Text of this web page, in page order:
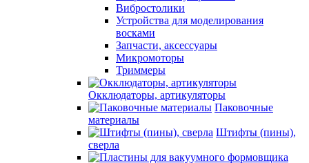
Вибростолики
Устройства для моделирования
восками
Запчасти, аксессуары
Микромоторы
Триммеры
Окклюдаторы, артикуляторы
Паковочные
материалы
Штифты (пины),
сверла